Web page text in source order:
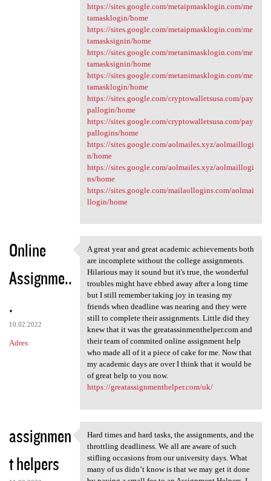
https://sites.google.com/metaipmasklogin.com/me
tamasklogin/home
https://sites.google.com/metaipmasklogin.com/me
tamasksignin/home
https://sites.google.com/metanimasklogin.com/me
tamasksignin/home
https://sites.google.com/metanimasklogin.com/me
tamasklogin/home
https://sites.google.com/cryptowalletsusa.com/pay
pallogin/home
https://sites.google.com/cryptowalletsusa.com/pay
pallogins/home
https://sites.google.com/aolmailes.xyz/aolmaillogi
n/home
https://sites.google.com/aolmailes.xyz/aolmaillogi
ns/home
https://sites.google.com/mailaollogins.com/aolmai
llogin/home
Online
Assignme..
.
10.02.2022
Adres
A great year and great
A great year and great academic achievements both
are incomplete without the college assignments.
Hilarious may it sound but it's true, the wonderful
troubles might have ebbed away after a long time
but I still remember taking joy in teasing my
friends when deadline was nearing and they were
still to complete their assignments. Little did they
knew that it was the greatassinmenthelper.com and
their team of commited online assignment help
who made all of it a piece of cake for me. Now that
my academic days are over I think that it would be
of great help to you now.
https://greatassignmenthelper.com/uk/
assignmen
t helpers
Hard times and hard tasks,
Hard times and hard tasks, the assignments, and the
throttling deadliness. We all are aware of such
stifling occasions from our university days. What
many of us didn’t know is that we may get it done